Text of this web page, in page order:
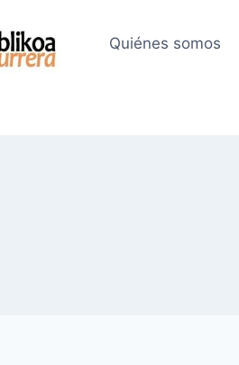
Quiénes somos